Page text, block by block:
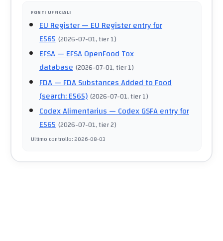
FONTI UFFICIALI
EU Register— EU Register entry for
E565 (2026-07-01, tier 1)
EFSA— EFSA OpenFood Tox
database (2026-07-01, tier 1)
FDA— FDA Substances Added to Food
(search: E565) (2026-07-01, tier 1)
Codex Alimentarius— Codex GSFA entry for
E565 (2026-07-01, tier 2)
Ultimo controllo:2026-08-03